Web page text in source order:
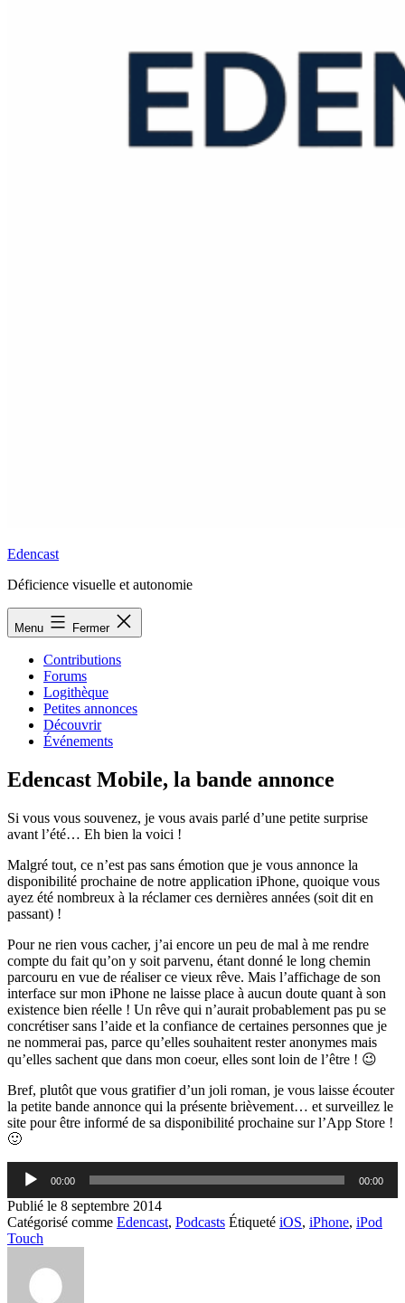
Edencast
Déficience visuelle et autonomie
Menu Fermer
Contributions
Forums
Logithèque
Petites annonces
Découvrir
Événements
Edencast Mobile, la bande annonce
Si vous vous souvenez, je vous avais parlé d’une petite surprise
avant l’été… Eh bien la voici !
Malgré tout, ce n’est pas sans émotion que je vous annonce la
disponibilité prochaine de notre application iPhone, quoique vous
ayez été nombreux à la réclamer ces dernières années (soit dit en
passant) !
Pour ne rien vous cacher, j’ai encore un peu de mal à me rendre
compte du fait qu’on y soit parvenu, étant donné le long chemin
parcouru en vue de réaliser ce vieux rêve. Mais l’affichage de son
interface sur mon iPhone ne laisse place à aucun doute quant à son
existence bien réelle ! Un rêve qui n’aurait probablement pas pu se
concrétiser sans l’aide et la confiance de certaines personnes que je
ne nommerai pas, parce qu’elles souhaitent rester anonymes mais
qu’elles sachent que dans mon coeur, elles sont loin de l’être ! 😉
Bref, plutôt que vous gratifier d’un joli roman, je vous laisse écouter
la petite bande annonce qui la présente brièvement… et surveillez le
site pour être informé de sa disponibilité prochaine sur l’App Store !
🙂
Lecteur
audio
00:00 00:00
Publié le 8 septembre 2014
Catégorisé comme Edencast, Podcasts Étiqueté iOS, iPhone, iPod
Touch